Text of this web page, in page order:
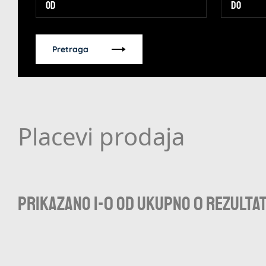
Pretraga
Placevi prodaja
Prikazano 1-0 od ukupno 0